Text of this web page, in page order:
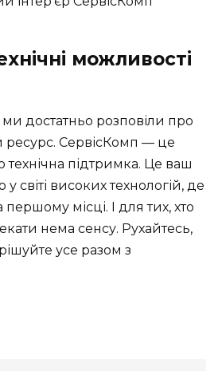
можливості
достатньо розповіли про
СервісКомп — це
технічна підтримка. Це ваш
світі високих технологій, де
місці. І для тих, хто
нема сенсу. Рухайтесь,
усе разом з